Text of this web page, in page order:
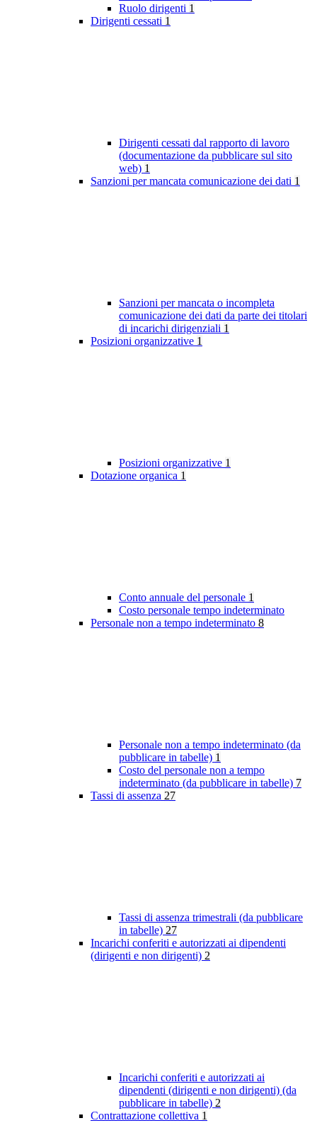
Ruolo dirigenti 1
Dirigenti cessati 1
Dirigenti cessati dal rapporto di lavoro
(documentazione da pubblicare sul sito
web) 1
Sanzioni per mancata comunicazione dei dati 1
Sanzioni per mancata o incompleta
comunicazione dei dati da parte dei titolari
di incarichi dirigenziali 1
Posizioni organizzative 1
Posizioni organizzative 1
Dotazione organica 1
Conto annuale del personale 1
Costo personale tempo indeterminato
Personale non a tempo indeterminato 8
Personale non a tempo indeterminato (da
pubblicare in tabelle) 1
Costo del personale non a tempo
indeterminato (da pubblicare in tabelle) 7
Tassi di assenza 27
Tassi di assenza trimestrali (da pubblicare
in tabelle) 27
Incarichi conferiti e autorizzati ai dipendenti
(dirigenti e non dirigenti) 2
Incarichi conferiti e autorizzati ai
dipendenti (dirigenti e non dirigenti) (da
pubblicare in tabelle) 2
Contrattazione collettiva 1